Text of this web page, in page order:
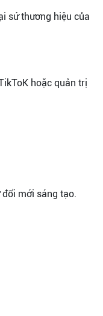
sứ thương hiệu của
hoặc quản trị
mới sáng tạo.